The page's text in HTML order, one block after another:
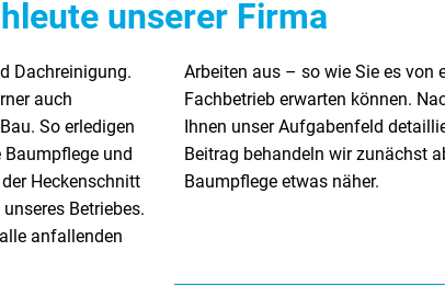
unserer Firma
Baumpflege etwas näher.